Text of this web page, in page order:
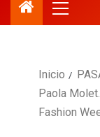
Inicio
Paola
Fashion